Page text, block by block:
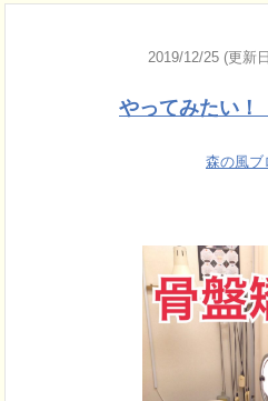
2019/12/25 (更新
やってみたい！
森の風ブ